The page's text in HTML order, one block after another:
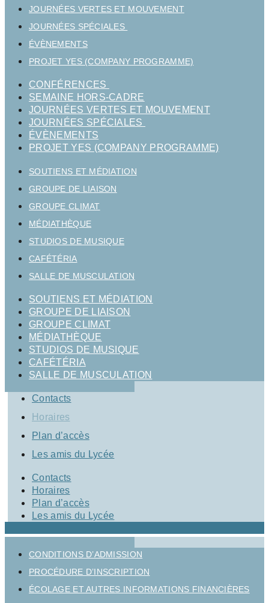
JOURNÉES VERTES ET MOUVEMENT
JOURNÉES SPÉCIALES
ÉVÈNEMENTS
PROJET YES (COMPANY PROGRAMME)
CONFÉRENCES
SEMAINE HORS-CADRE
JOURNÉES VERTES ET MOUVEMENT
JOURNÉES SPÉCIALES
ÉVÈNEMENTS
PROJET YES (COMPANY PROGRAMME)
SOUTIENS ET MÉDIATION
GROUPE DE LIAISON
GROUPE CLIMAT
MÉDIATHÈQUE
STUDIOS DE MUSIQUE
CAFÉTÉRIA
SALLE DE MUSCULATION
SOUTIENS ET MÉDIATION
GROUPE DE LIAISON
GROUPE CLIMAT
MÉDIATHÈQUE
STUDIOS DE MUSIQUE
CAFÉTÉRIA
SALLE DE MUSCULATION
Contacts
Horaires
Plan d’accès
Les amis du Lycée
Contacts
Horaires
Plan d’accès
Les amis du Lycée
CONDITIONS D’ADMISSION
PROCÉDURE D’INSCRIPTION
ÉCOLAGE ET AUTRES INFORMATIONS FINANCIÈRES